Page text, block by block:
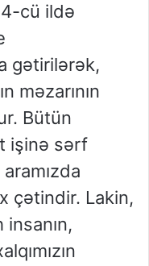
cü ildə
gətirilərək,
məzarının
Bütün
işinə sərf
çətindir. Lakin,